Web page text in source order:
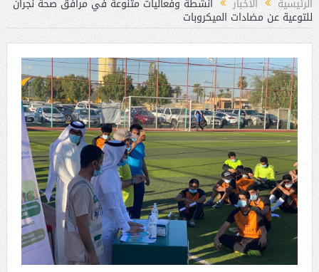
للتوعية عن مضادات الميكروبات